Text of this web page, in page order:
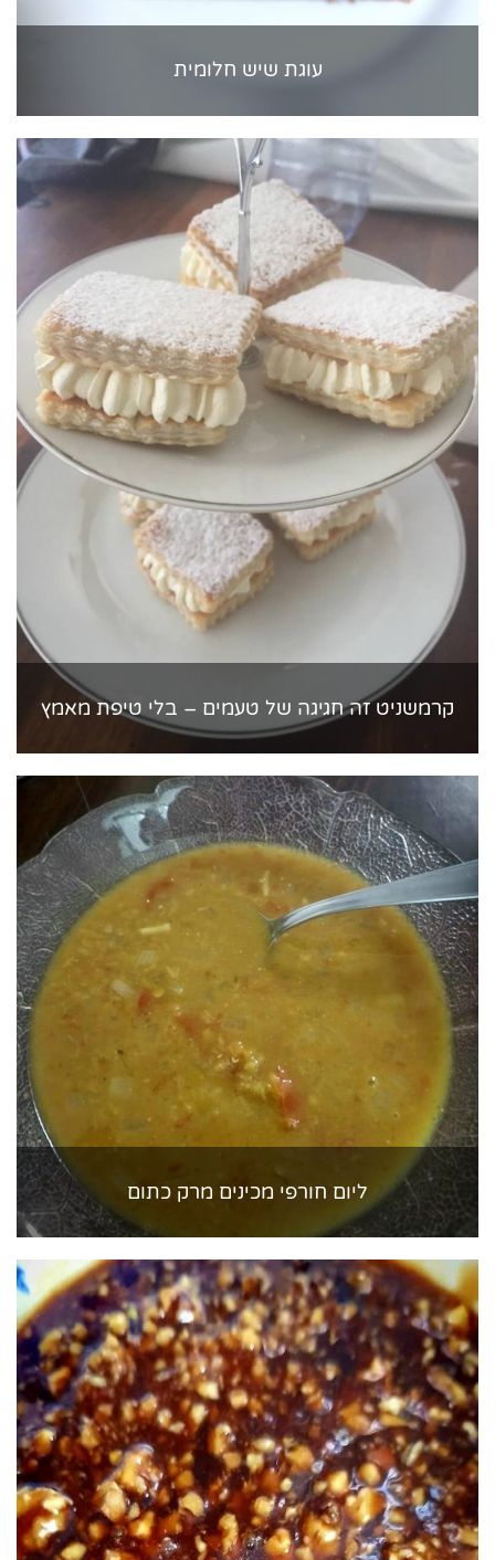
עוגת שיש חלומית
קרמשניט זה חגיגה של טעמים – בלי טיפת מאמץ
ליום חורפי מכינים מרק כתום